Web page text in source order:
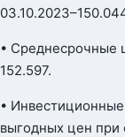
• Среднесрочные
152.597.
•
выгодных цен при